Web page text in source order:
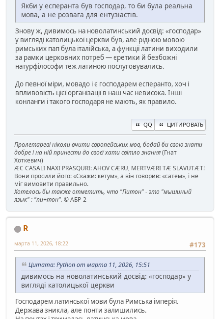
Якби у есперанта був господар, то би була реальна
мова, а не розвага для ентузіастів.
Знову ж, дивимось на новолатинський досвід: «господар»
у вигляді католицької церкви був, але рідною мовою
римських пап була італійська, а функції латини виходили
за рамки церковних потреб — єретики й безбожні
натурфілософи теж латиною послуговувались.
До певної міри, мовадо і є господарем есперанто, хоч і
впливовість цієї організації в наш час невисока. Інші
конланги і такого господаря не мають, як правило.
QQ ЦИТИРОВАТЬ
Пролетареві ніколи вчити європейських мов, бодай би свою знати
добре і на ній принести до своєї хати світло знання(Гнат
Хоткевич)
ÆC CASALI NAXI PRASQURI: AHOV CÆRU, MERTVÆRI TÆ SLAVUTÆT!
Вони просили його: «Скажи: кетум», а він говорив: «сатем», і не
міг вимовити правильно.
Хотелось бы также отметить, что "Питон" - это "мышиный
язык" : "пи+тон". © АБР-2
R
#173
марта 11, 2026, 18:22
Цитата: Python от марта 11, 2026, 15:51
дивимось на новолатинський досвід: «господар» у
вигляді католицької церкви
Господарем латинської мови була Римська імперія.
Держава зникла, але понти залишились.